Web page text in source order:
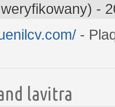
-
-
lavitra